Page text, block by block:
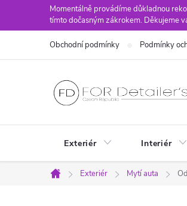
Momentálně provádíme důkladnou
tímto dočasným zákrokem. Děkujeme
Obchodní podmínky Podmínky
Exteriér Interiér
Domů
Exteriér Mytí auta